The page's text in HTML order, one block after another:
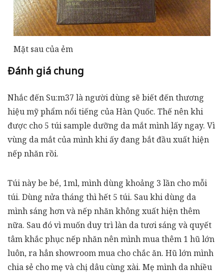
Mặt sau của ẻm
Đánh giá chung
Nhắc đến Su:m37 là người dùng sẽ biết đến thương
hiệu mỹ phẩm nổi tiếng của Hàn Quốc. Thế nên khi
được cho 5 túi sample dưỡng da mắt mình lấy ngay. Vì
vùng da mắt của mình khi ấy đang bắt đầu xuất hiện
nếp nhăn rồi.
Túi này be bé, 1ml, mình dùng khoảng 3 lần cho mỗi
túi. Dùng nửa tháng thì hết 5 túi. Sau khi dùng da
mình sáng hơn và nếp nhăn không xuất hiện thêm
nữa. Sau đó vì muốn duy trì làn da tươi sáng và quyết
tâm khắc phục nếp nhăn nên mình mua thêm 1 hũ lớn
luôn, ra hẳn showroom mua cho chắc ăn. Hũ lớn mình
chia sẻ cho mẹ và chị dâu cùng xài. Mẹ mình da nhiều